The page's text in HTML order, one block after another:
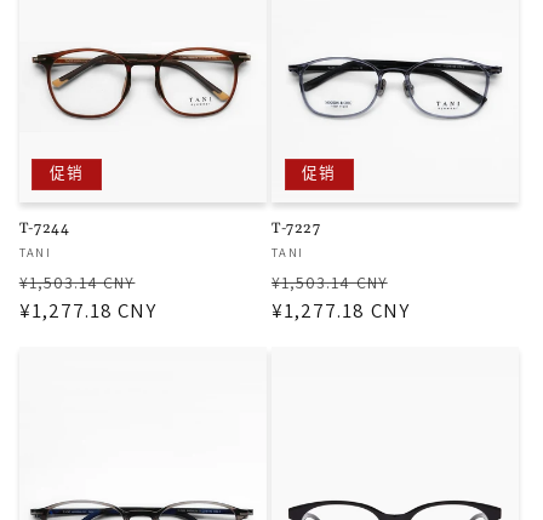
促销
T-7244
厂
商：
TANI
常
规
¥1,503.14 CNY
销
¥1,277.18 CNY
促销
T-7227
厂
商：
TANI
常
规
¥1,503.14 CNY
销
¥1,277.18 CNY